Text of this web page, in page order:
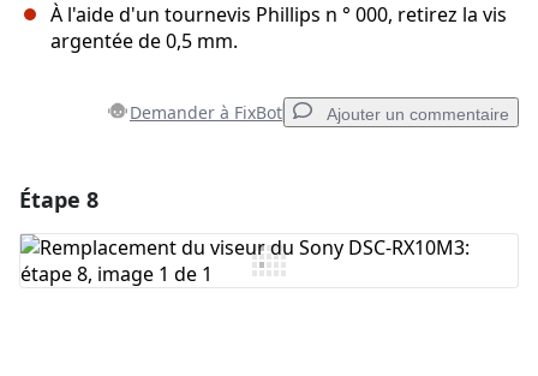
À l'aide d'un tournevis Phillips n ° 000, retirez la vis
argentée de 0,5 mm.
Demander à FixBot Ajouter un commentaire
Ajouter un commentaire
Étape 8